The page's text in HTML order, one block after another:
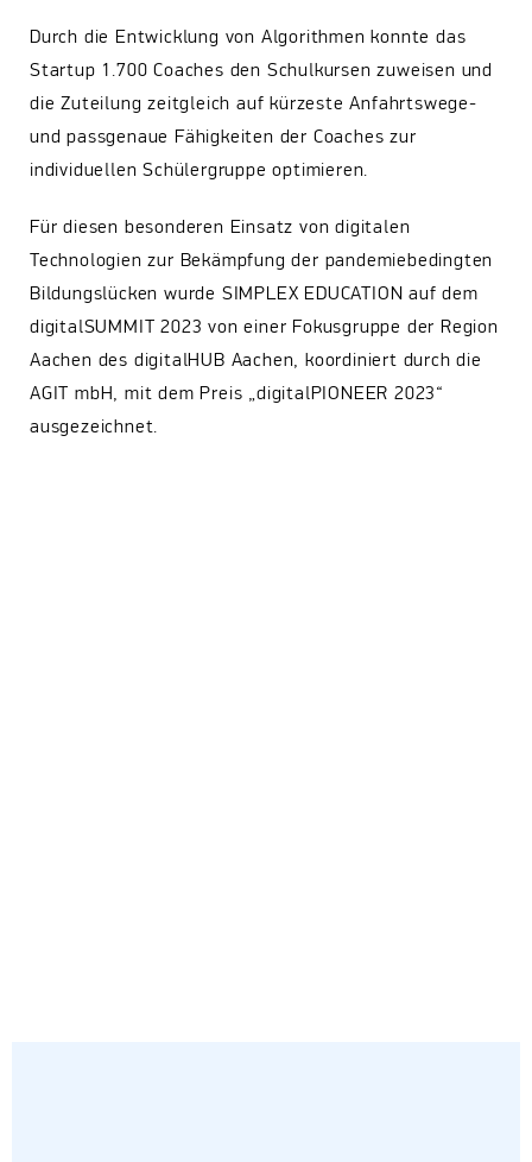
Durch die Entwicklung von Algorithmen konnte das
Startup 1.700 Coaches den Schulkursen zuweisen und
die Zuteilung zeitgleich auf kürzeste Anfahrtswege-
und passgenaue Fähigkeiten der Coaches zur
individuellen Schülergruppe optimieren.
Für diesen besonderen Einsatz von digitalen
Technologien zur Bekämpfung der pandemiebedingten
Bildungslücken wurde SIMPLEX EDUCATION auf dem
digitalSUMMIT 2023 von einer Fokusgruppe der Region
Aachen des digitalHUB Aachen, koordiniert durch die
AGIT mbH, mit dem Preis „digitalPIONEER 2023“
ausgezeichnet.